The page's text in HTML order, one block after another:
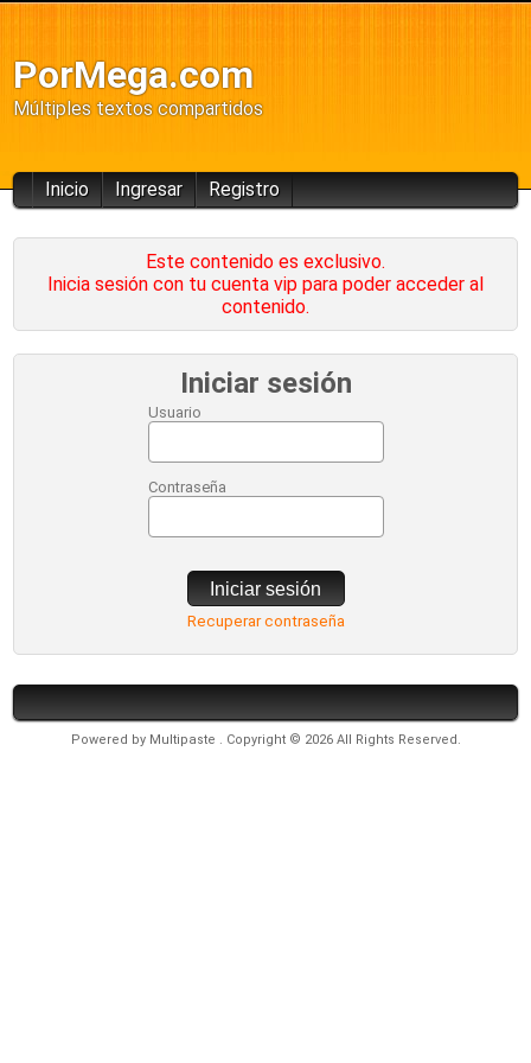
PorMega.com
Múltiples textos compartidos
Inicio Ingresar Registro
Este contenido es exclusivo.
Inicia sesión con tu cuenta vip para poder acceder al
contenido.
Iniciar sesión
Usuario
Contraseña
Iniciar sesión
Recuperar contraseña
Powered by Multipaste . Copyright © 2026 All Rights Reserved.